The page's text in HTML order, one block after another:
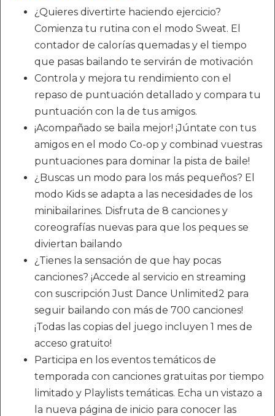
¿Quieres divertirte haciendo ejercicio?
Comienza tu rutina con el modo Sweat. El
contador de calorías quemadas y el tiempo
que pasas bailando te servirán de motivación
Controla y mejora tu rendimiento con el
repaso de puntuación detallado y compara tu
puntuación con la de tus amigos.
¡Acompañado se baila mejor! ¡Júntate con tus
amigos en el modo Co-op y combinad vuestras
puntuaciones para dominar la pista de baile!
¿Buscas un modo para los más pequeños? El
modo Kids se adapta a las necesidades de los
minibailarines. Disfruta de 8 canciones y
coreografías nuevas para que los peques se
diviertan bailando
¿Tienes la sensación de que hay pocas
canciones? ¡Accede al servicio en streaming
con suscripción Just Dance Unlimited2 para
seguir bailando con más de 700 canciones!
¡Todas las copias del juego incluyen 1 mes de
acceso gratuito!
Participa en los eventos temáticos de
temporada con canciones gratuitas por tiempo
limitado y Playlists temáticas. Echa un vistazo a
la nueva página de inicio para conocer las